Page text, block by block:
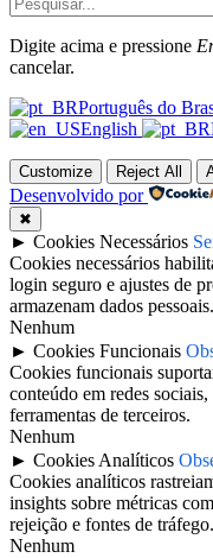
Digite acima e pressione
cancelar.
Português do
English
Customize Reject All
Desenvolvido por
✖
► Cookies Necessários
Cookies necessários
login seguro e ajustes de
armazenam dados pessoais.
Nenhum
► Cookies Funcionais
Cookies funcionais
conteúdo em redes
ferramentas de terceiros.
Nenhum
► Cookies Analíticos
Cookies analíticos
insights sobre métricas
rejeição e fontes de tráfego.
Nenhum